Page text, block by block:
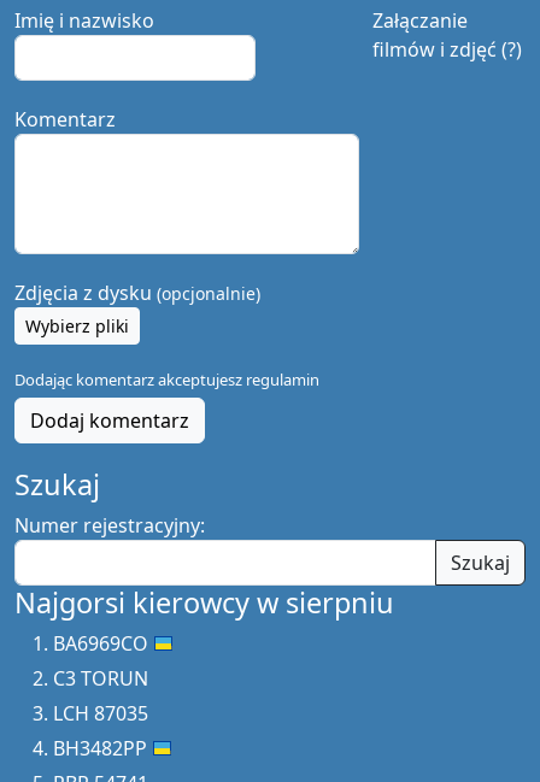
Załączanie
filmów i zdjęć (?)
Imię i nazwisko
Komentarz
Zdjęcia z dysku (opcjonalnie)
Wybierz pliki
Dodając komentarz akceptujesz regulamin
Dodaj komentarz
Szukaj
Numer rejestracyjny:
Szukaj
Najgorsi kierowcy w sierpniu
BA6969CO
C3 TORUN
LCH 87035
BH3482PP